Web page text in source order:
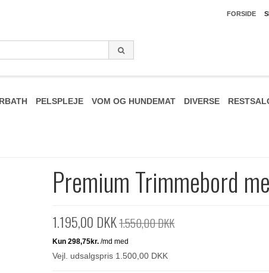
FORSIDE
PELSPLEJE VOM OG HUNDEMAT DIVERSE
Premium Trimmebord
1.195,00 DKK1.550,00 DKK
Vejl. udsalgspris 1.500,00 DKK